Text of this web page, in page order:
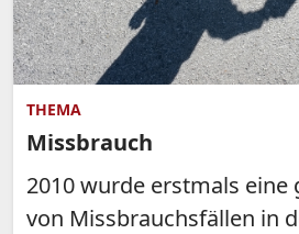
THEMA
Missbrauch
2010 wurde erstmals eine
von Missbrauchsfällen in